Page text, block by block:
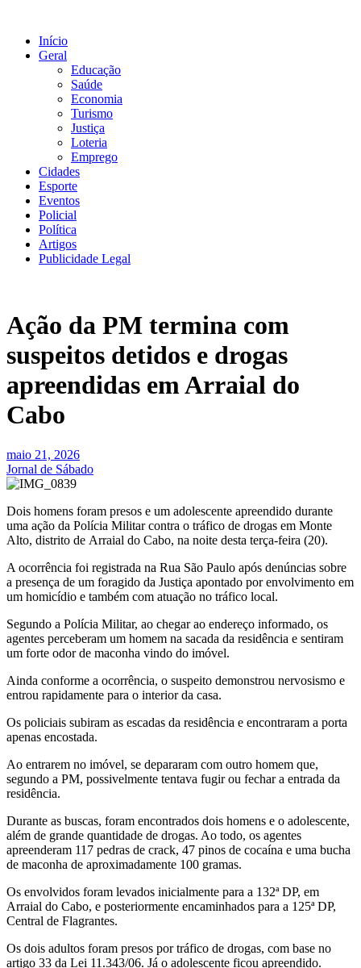
conteúdo
Início
Geral
Educação
Saúde
Economia
Turismo
Justiça
Loteria
Emprego
Cidades
Esporte
Eventos
Policial
Política
Artigos
Publicidade Legal
Ação da PM termina com
suspeitos detidos e drogas
apreendidas em Arraial do
Cabo
maio 21, 2026
Jornal de Sábado
Dois homens foram presos e um adolescente apreendido durante
uma ação da Polícia Militar contra o tráfico de drogas em Monte
Alto, distrito de Arraial do Cabo, na noite desta terça-feira (20).
A ocorrência foi registrada na Rua São Paulo após denúncias sobre
a presença de um foragido da Justiça apontado por envolvimento em
um homicídio e também com atuação no tráfico local.
Segundo a Polícia Militar, ao chegar ao endereço informado, os
agentes perceberam um homem na sacada da residência e sentiram
um forte odor de maconha vindo do imóvel.
Ainda conforme a ocorrência, o suspeito demonstrou nervosismo e
entrou rapidamente para o interior da casa.
Os policiais subiram as escadas da residência e encontraram a porta
apenas encostada.
Ao entrarem no imóvel, se depararam com outro homem que,
segundo a PM, possivelmente tentava fugir ou fechar a entrada da
residência.
Durante as buscas, foram encontrados dois homens e o adolescente,
além de grande quantidade de drogas. Ao todo, os agentes
apreenderam 117 pedras de crack, 47 pinos de cocaína e uma bucha
de maconha de aproximadamente 100 gramas.
Os envolvidos foram levados inicialmente para a 132ª DP, em
Arraial do Cabo, e posteriormente encaminhados para a 125ª DP,
Central de Flagrantes.
Os dois adultos foram presos por tráfico de drogas, com base no
artigo 33 da Lei 11.343/06. Já o adolescente ficou apreendido.